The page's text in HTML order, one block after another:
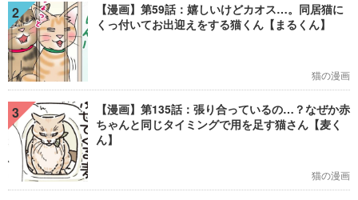
2
【漫画】第59話：嬉しいけどカオス…。同居猫に
くっ付いてお出迎えをする猫くん【まるくん】
猫の漫画
3
【漫画】第135話：張り合っているの…？なぜか赤
ちゃんと同じタイミングで用を足す猫さん【麦く
ん】
猫の漫画